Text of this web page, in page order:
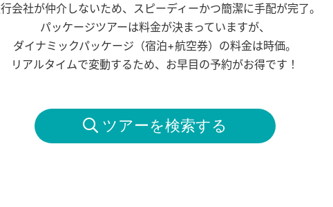
会社が仲介しないため、スピーディーかつ簡潔に手配が完了。
パッケージツアーは料金が決まっていますが、
ダイナミックパッケージ（宿泊+航空券）の料金は時価。
リアルタイムで変動するため、お早目の予約がお得です！
 ツアーを検索する